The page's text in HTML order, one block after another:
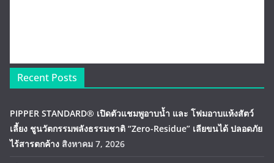
Recent Posts
PIPPER STANDARD® เปิดตัวแชมพูอาบน้ำ และ โฟมอาบแห้งสัตว์
เลี้ยง ชูนวัตกรรมพลังธรรมชาติ “Zero-Residue” เลียขนได้ ปลอดภัย
ไร้สารตกค้าง สิงหาคม 7, 2026